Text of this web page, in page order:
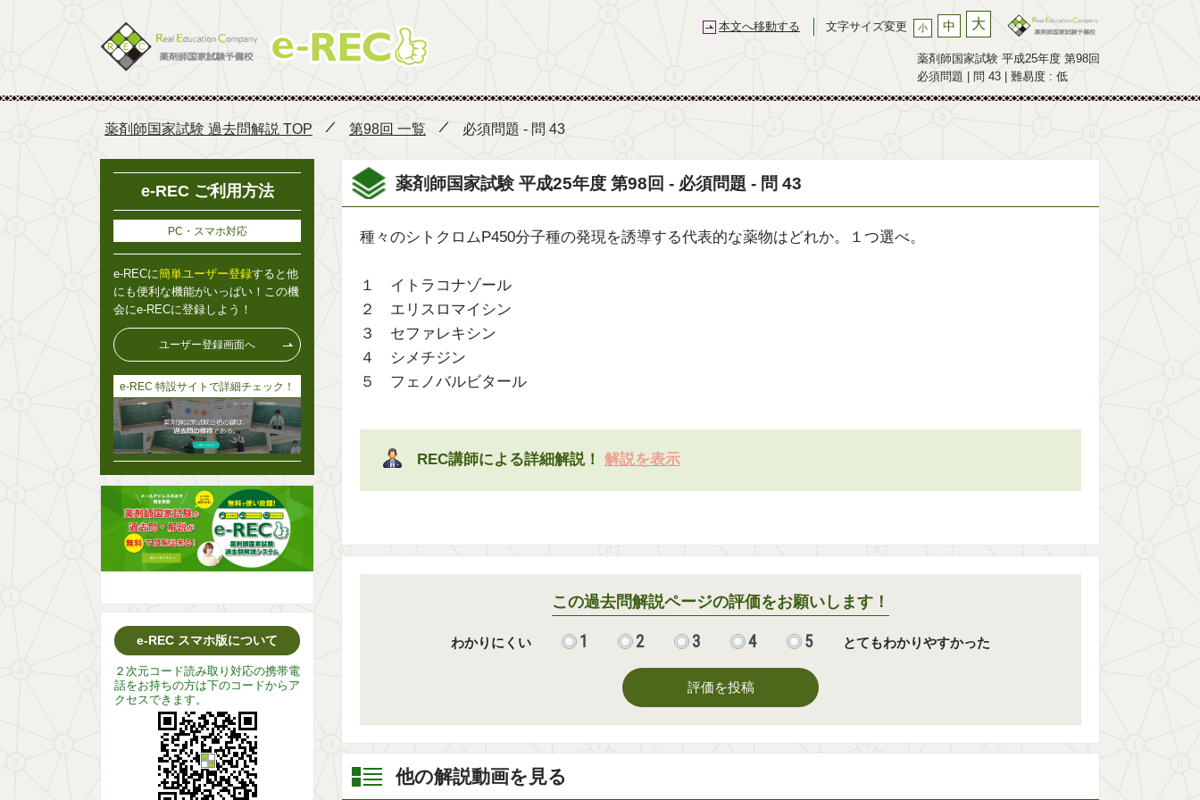
本文へ移動する 文字サイズ変更 小 中 大
薬剤師国家試験 平成25年度 第98回
必須問題 | 問 43 | 難易度 : 低
薬剤師国家試験 過去問解説 TOP 第98回 一覧 必須問題 - 問 43
薬剤師国家試験 平成25年度 第98回 - 必須問題 - 問 43
種々のシトクロムP450分子種の発現を誘導する代表的な薬物はどれか。１つ選べ。
１ イトラコナゾール
２ エリスロマイシン
３ セファレキシン
４ シメチジン
５ フェノバルビタール
REC講師による詳細解説！ 解説を表示
この過去問解説ページの評価をお願いします！
わかりにくい 1 2 3 4 5 とてもわかりやすかった
評価を投稿
他の解説動画を見る
e-REC ご利用方法
PC・スマホ対応
e-RECに簡単ユーザー登録すると他
にも便利な機能がいっぱい！この機
会にe-RECに登録しよう！
ユーザー登録画面へ
e-REC 特設サイトで詳細チェック！
e-REC スマホ版について
２次元コード読み取り対応の携帯電
話をお持ちの方は下のコードからア
クセスできます。